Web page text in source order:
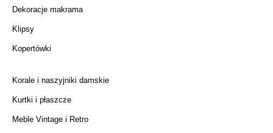
Dekoracje makrama
Klipsy
Kopertówki
Korale i naszyjniki damskie
Kurtki i płaszcze
Meble Vintage i Retro